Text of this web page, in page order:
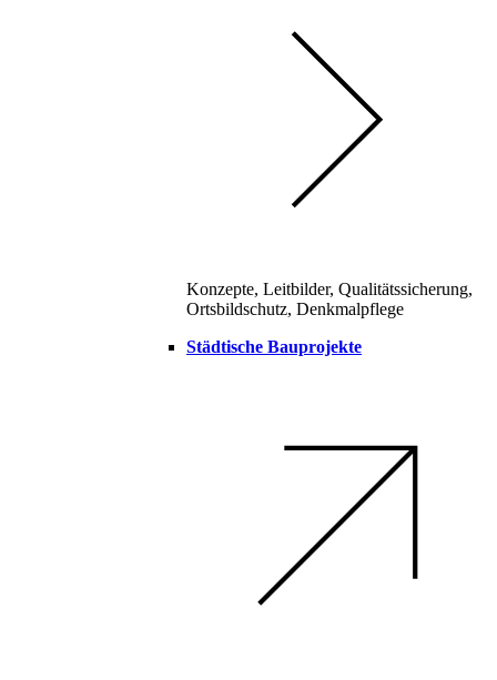
Konzepte, Leitbilder, Qualitätssicherung,
Ortsbildschutz, Denkmalpflege
Städtische Bauprojekte